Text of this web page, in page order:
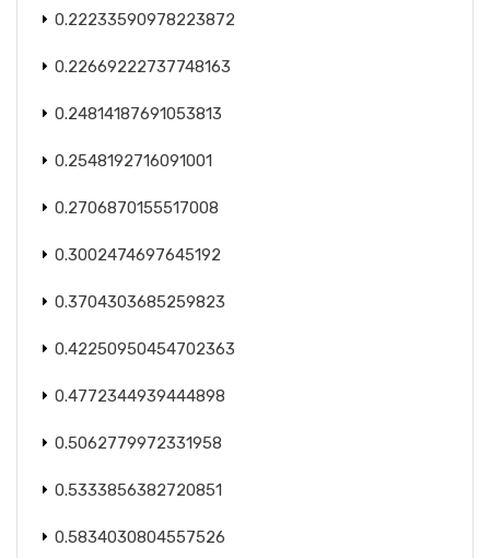
0.22233590978223872
0.22669222737748163
0.24814187691053813
0.2548192716091001
0.2706870155517008
0.3002474697645192
0.3704303685259823
0.42250950454702363
0.4772344939444898
0.5062779972331958
0.5333856382720851
0.5834030804557526